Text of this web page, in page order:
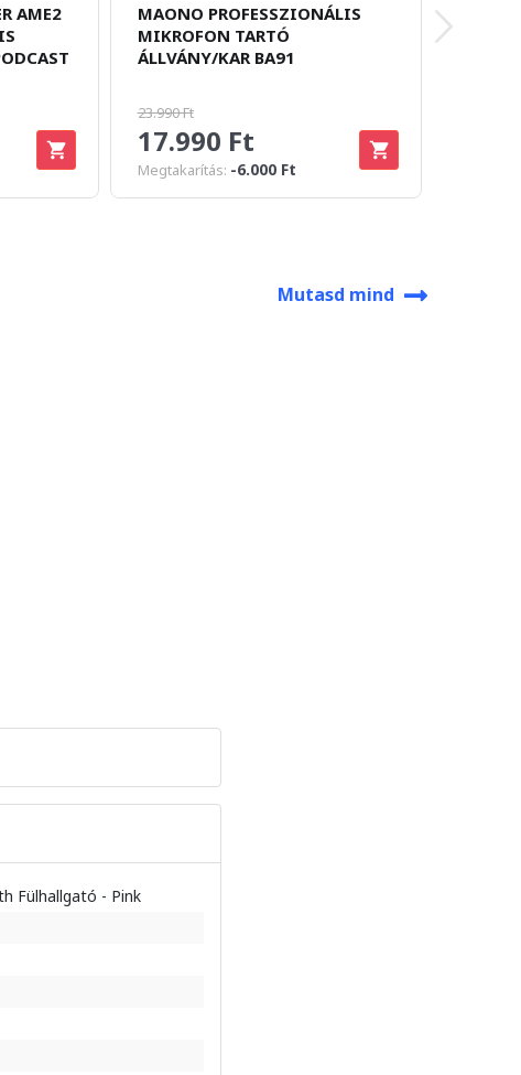
AME2
MAONO PROFESSZIONÁLIS
MIKROFON TARTÓ
ÁLLVÁNY/KAR BA91
23.990 Ft
17.990 Ft
Megtakarítás: -6.000 Ft
Mutasd mind
Fülhallgató - Pink